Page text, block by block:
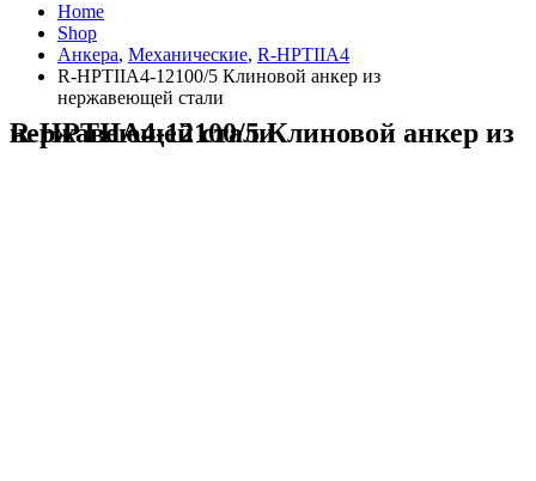
Home
Shop
Анкера, Механические, R-HPTIIA4
R-HPTIIA4-12100/5 Клиновой анкер из
нержавеющей стали
R-HPTIIA4-12100/5 Клиновой анкер из нержавеющей стали